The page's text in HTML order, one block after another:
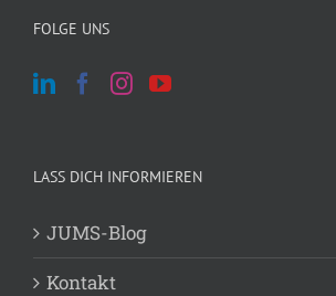
FOLGE UNS
LASS DICH INFORMIEREN
JUMS-Blog
Kontakt